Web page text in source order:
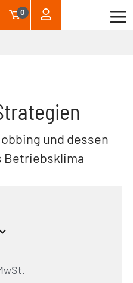
0
und dessen
Betriebsklima